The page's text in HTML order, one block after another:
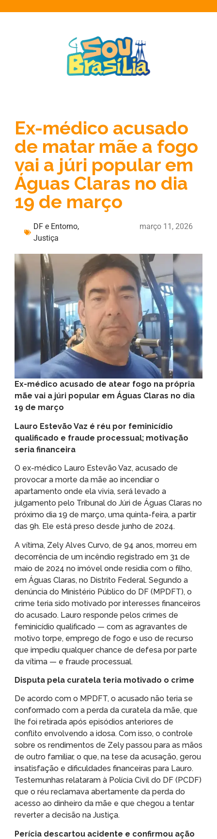
Ex-médico acusado
de matar mãe a fogo
vai a júri popular em
Águas Claras no dia
19 de março
DF e Entorno,
Justiça
março 11, 2026
Ex-médico acusado de atear fogo na própria
mãe vai a júri popular em Águas Claras no dia
19 de março
Lauro Estevão Vaz é réu por feminicídio
qualificado e fraude processual; motivação
seria financeira
O ex-médico Lauro Estevão Vaz, acusado de
provocar a morte da mãe ao incendiar o
apartamento onde ela vivia, será levado a
julgamento pelo Tribunal do Júri de Águas Claras no
próximo dia 19 de março, uma quinta-feira, a partir
das 9h. Ele está preso desde junho de 2024.
A vítima, Zely Alves Curvo, de 94 anos, morreu em
decorrência de um incêndio registrado em 31 de
maio de 2024 no imóvel onde residia com o filho,
em Águas Claras, no Distrito Federal. Segundo a
denúncia do Ministério Público do DF (MPDFT), o
crime teria sido motivado por interesses financeiros
do acusado. Lauro responde pelos crimes de
feminicídio qualificado — com as agravantes de
motivo torpe, emprego de fogo e uso de recurso
que impediu qualquer chance de defesa por parte
da vítima — e fraude processual.
Disputa pela curatela teria motivado o crime
De acordo com o MPDFT, o acusado não teria se
conformado com a perda da curatela da mãe, que
lhe foi retirada após episódios anteriores de
conflito envolvendo a idosa. Com isso, o controle
sobre os rendimentos de Zely passou para as mãos
de outro familiar, o que, na tese da acusação, gerou
insatisfação e dificuldades financeiras para Lauro.
Testemunhas relataram à Polícia Civil do DF (PCDF)
que o réu reclamava abertamente da perda do
acesso ao dinheiro da mãe e que chegou a tentar
reverter a decisão na Justiça.
Perícia descartou acidente e confirmou ação